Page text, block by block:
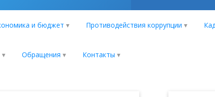
и бюджет Противодействия коррупции
Обращения Контакты